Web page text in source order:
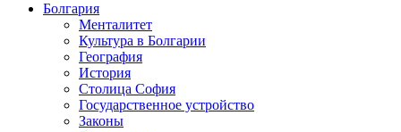
Болгария
Менталитет
Культура в Болгарии
География
История
Столица София
Государственное устройство
Законы